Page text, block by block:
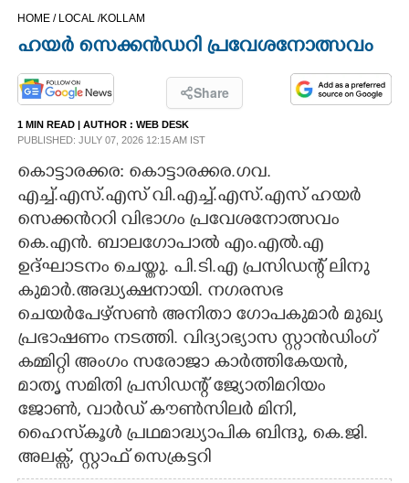
OPINION
PHOTOS
LIFESTYLE
SPIRITUAL
INFO+
CARTOONS
HOME / LOCAL /KOLLAM
ഹയർ സെക്കൻഡറി പ്രവേശനോത്സവം
Share
1 MIN READ | AUTHOR : WEB DESK
PUBLISHED: JULY 07, 2026 12:15 AM IST
കൊട്ടാരക്കര: കൊട്ടാരക്കര.ഗവ.
എച്ച്.എസ്.എസ് വി.എച്ച്.എസ്.എസ് ഹയർ
സെക്കൻററി വിഭാഗം പ്രവേശനോത്സവം
കെ.എൻ. ബാലഗോപാൽ എം.എൽ.എ
ഉദ്ഘാടനം ചെയ്തു. പി.ടി.എ പ്രസിഡന്റ് ലിനു
കുമാർ.അദ്ധ്യക്ഷനായി. നഗരസഭ
ചെയർപേഴ്സൺ അനിതാ ഗോപകുമാർ മുഖ്യ
പ്രഭാഷണം നടത്തി. വിദ്യാഭ്യാസ സ്റ്റാൻഡിംഗ്
കമ്മിറ്റി അംഗം സരോജാ കാർത്തികേയൻ,
മാതൃ സമിതി പ്രസിഡന്റ് ജ്യോതിമറിയം
ജോൺ, വാർഡ് കൗൺസിലർ മിനി,
ഹൈസ്കൂൾ പ്രഥമാദ്ധ്യാപിക ബിന്ദു, കെ.ജി.
അലക്സ്, സ്റ്റാഫ് സെക്രട്ടറി